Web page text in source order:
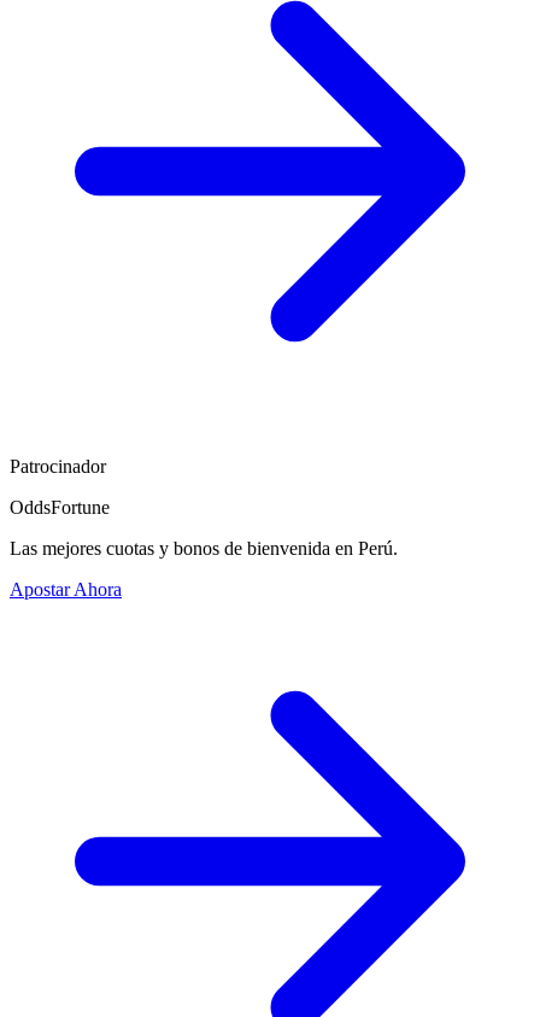
Patrocinador
OddsFortune
Las mejores cuotas y bonos de bienvenida en Perú.
Apostar Ahora